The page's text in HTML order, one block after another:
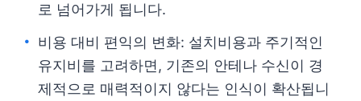
로 넘어가게 됩니다.
비용 대비 편익의 변화: 설치비용과 주기적인
유지비를 고려하면, 기존의 안테나 수신이 경
제적으로 매력적이지 않다는 인식이 확산됩니